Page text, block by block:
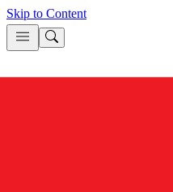
Skip to Content